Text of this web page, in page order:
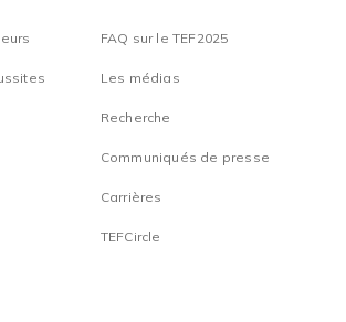
FAQ sur le TEF2025
Les médias
Recherche
Communiqués de presse
Carrières
TEFCircle